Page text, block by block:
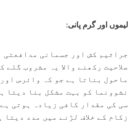
لیموں اور گرم پانی:
جراثیم کش اور جسمانی مدافعتی
صلاحیت رکھنے والا یہ مشروب گلے
ماحول بناتا ہے جو کہ وائرس اور
نشوونما کو بہت مشکل بنا دیتا
سی کی مقدار کافی زیادہ ہوتی
زکام کے خلاف لڑنے میں مدد دیتا